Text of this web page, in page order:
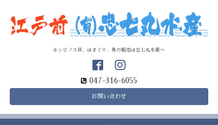
ホンビノス貝、はまぐり、魚の販売は忠七丸水産へ
047-316-6055
お問い合わせ